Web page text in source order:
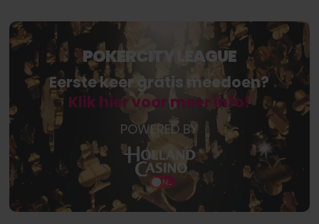
POKERCITY LEAGUE
Eerste keer gratis meedoen?
Klik hier voor meer info!
POWERED BY